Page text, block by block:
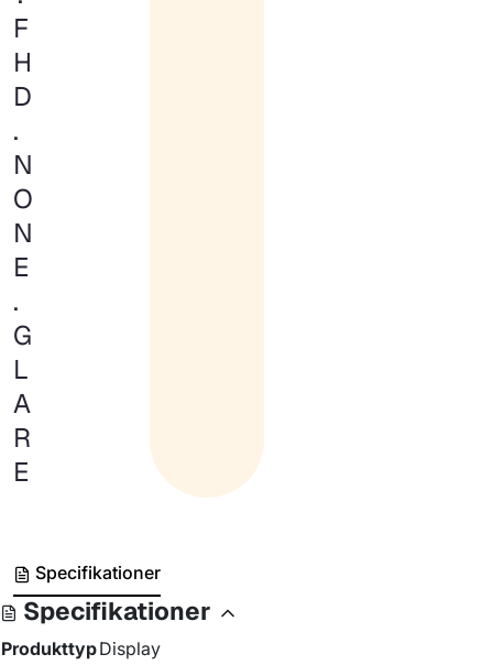
F
H
D
.
N
O
N
E
.
G
L
A
R
E
Specifikationer
Specifikationer
ProdukttypDisplay